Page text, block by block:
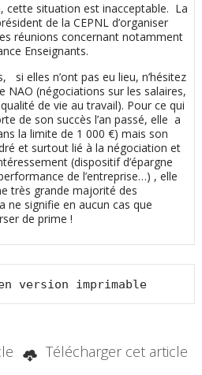
cette situation est inacceptable. La
de la CEPNL d’organiser
réunions concernant notamment
Enseignants.
si elles n’ont pas eu lieu, n’hésitez
NAO (négociations sur les salaires,
de vie au travail). Pour ce qui
de son succès l’an passé, elle a
la limite de 1 000 €) mais son
et surtout lié à la négociation et
(dispositif d’épargne
de l’entreprise…) , elle
très grande majorité des
ne signifie en aucun cas que
de prime !
version imprimable
Télécharger cet article